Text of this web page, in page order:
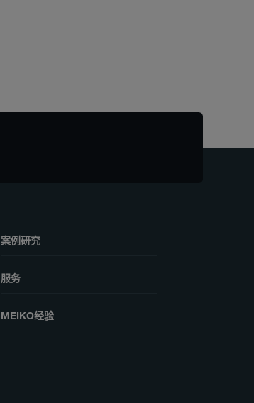
案例研究
服务
MEIKO经验